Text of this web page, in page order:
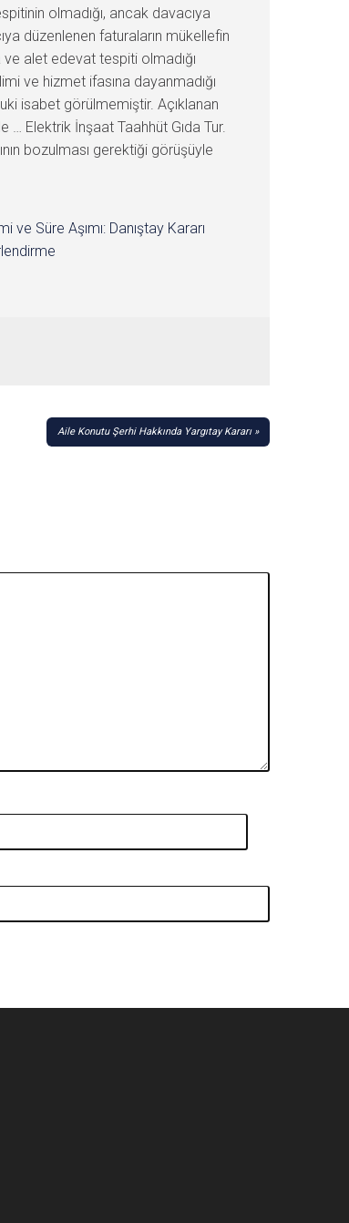
olmadığı, ancak davacıya
düzenlenen faturaların mükellefin
alet edevat tespiti olmadığı
ve hizmet ifasına dayanmadığı
isabet görülmemiştir. Açıklanan
Elektrik İnşaat Taahhüt Gıda Tur.
bozulması gerektiği görüşüyle
ve Süre Aşımı: Danıştay Kararı
Aile Konutu Şerhi Hakkında Yargıtay Kararı